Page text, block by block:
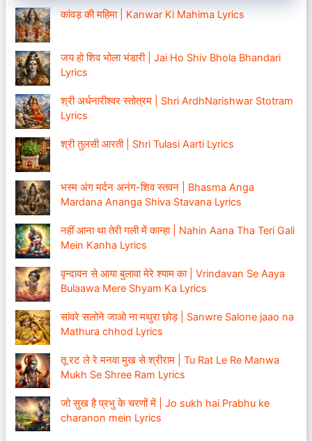
कांवड़ की महिमा | Kanwar Ki Mahima Lyrics
जय हो शिव भोला भंडारी | Jai Ho Shiv Bhola Bhandari
Lyrics
श्री अर्धनारीश्वर स्तोत्रम | Shri ArdhNarishwar Stotram
Lyrics
श्री तुलसी आरती | Shri Tulasi Aarti Lyrics
भस्म अंग मर्दन अनंग-शिव स्तवन | Bhasma Anga
Mardana Ananga Shiva Stavana Lyrics
नहीं आना था तेरी गली में कान्हा | Nahin Aana Tha Teri Gali
Mein Kanha Lyrics
वृन्दावन से आया बुलावा मेरे श्याम का | Vrindavan Se Aaya
Bulaawa Mere Shyam Ka Lyrics
सांवरे सलोने जाओ ना मथुरा छोड़ | Sanwre Salone jaao na
Mathura chhod Lyrics
तू रट ले रे मनवा मुख से श्रीराम | Tu Rat Le Re Manwa
Mukh Se Shree Ram Lyrics
जो सुख है प्रभु के चरणों में | Jo sukh hai Prabhu ke
charanon mein Lyrics